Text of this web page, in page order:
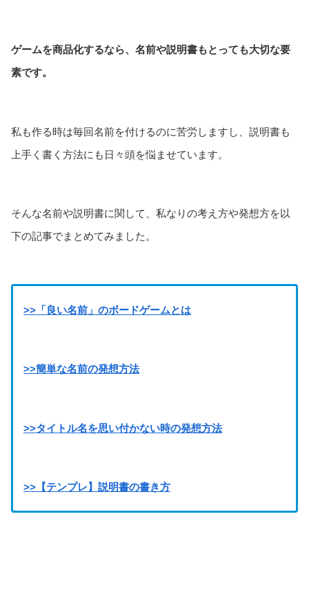
ゲームを商品化するなら、名前や説明書もとっても大切な要
素です。
私も作る時は毎回名前を付けるのに苦労しますし、説明書も
上手く書く方法にも日々頭を悩ませています。
そんな名前や説明書に関して、私なりの考え方や発想方を以
下の記事でまとめてみました。
>>「良い名前」のボードゲームとは
>>簡単な名前の発想方法
>>タイトル名を思い付かない時の発想方法
>>【テンプレ】説明書の書き方